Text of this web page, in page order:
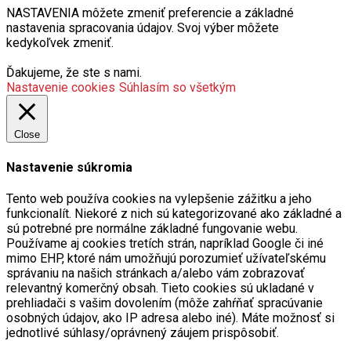
NASTAVENIA môžete zmeniť preferencie a základné
nastavenia spracovania údajov. Svoj výber môžete
kedykoľvek zmeniť.
Ďakujeme, že ste s nami.
Nastavenie cookies Súhlasím so všetkým
Close
Nastavenie súkromia
Tento web používa cookies na vylepšenie zážitku a jeho
funkcionalít. Niekoré z nich sú kategorizované ako základné a
sú potrebné pre normálne základné fungovanie webu.
Používame aj cookies tretích strán, napríklad Google či iné
mimo EHP, ktoré nám umožňujú porozumieť užívateľskému
správaniu na našich stránkach a/alebo vám zobrazovať
relevantný komerčný obsah. Tieto cookies sú ukladané v
prehliadači s vašim dovolením (môže zahŕňať spracúvanie
osobných údajov, ako IP adresa alebo iné). Máte možnosť si
jednotlivé súhlasy/oprávnený záujem prispôsobiť.